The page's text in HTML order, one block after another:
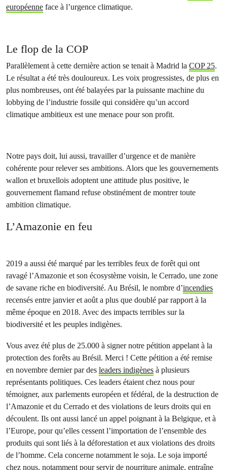
européenne face à l’urgence climatique.
Le flop de la COP
Parallèlement à cette dernière action se tenait à Madrid la COP 25.
Le résultat a été très douloureux. Les voix progressistes, de plus en
plus nombreuses, ont été balayées par la puissante machine du
lobbying de l’industrie fossile qui considère qu’un accord
climatique ambitieux est une menace pour son profit.
Notre pays doit, lui aussi, travailler d’urgence et de manière
cohérente pour relever ses ambitions. Alors que les gouvernements
wallon et bruxellois adoptent une attitude plus positive, le
gouvernement flamand refuse obstinément de montrer toute
ambition climatique.
L’Amazonie en feu
2019 a aussi été marqué par les terribles feux de forêt qui ont
ravagé l’Amazonie et son écosystème voisin, le Cerrado, une zone
de savane riche en biodiversité. Au Brésil, le nombre d’incendies
recensés entre janvier et août a plus que doublé par rapport à la
même époque en 2018. Avec des impacts terribles sur la
biodiversité et les peuples indigènes.
Vous avez été plus de 25.000 à signer notre pétition appelant à la
protection des forêts au Brésil. Merci ! Cette pétition a été remise
en novembre dernier par des leaders indigènes à plusieurs
représentants politiques. Ces leaders étaient chez nous pour
témoigner, aux parlements européen et fédéral, de la destruction de
l’Amazonie et du Cerrado et des violations de leurs droits qui en
découlent. Ils ont aussi lancé un appel poignant à la Belgique, et à
l’Europe, pour qu’elles cessent l’importation de l’ensemble des
produits qui sont liés à la déforestation et aux violations des droits
de l’homme. Cela concerne notamment le soja. Le soja importé
chez nous, notamment pour servir de nourriture animale, entraîne